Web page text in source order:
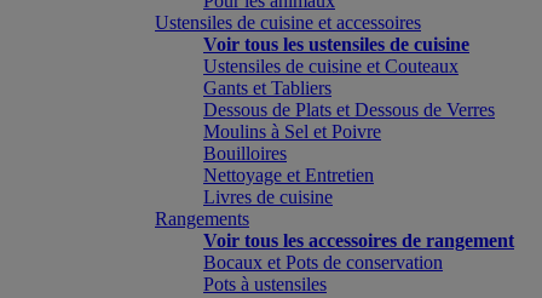
Ustensiles de cuisine et accessoires
Voir tous les ustensiles de cuisine
Ustensiles de cuisine et Couteaux
Gants et Tabliers
Dessous de Plats et Dessous de Verres
Moulins à Sel et Poivre
Bouilloires
Nettoyage et Entretien
Livres de cuisine
Rangements
Voir tous les accessoires de rangement
Bocaux et Pots de conservation
Pots à ustensiles